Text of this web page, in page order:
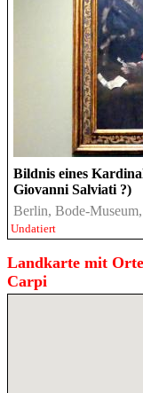
Bildnis eines
Giovanni Salviati ?)
Berlin, Bode-
Undatiert
Landkarte mit
Carpi